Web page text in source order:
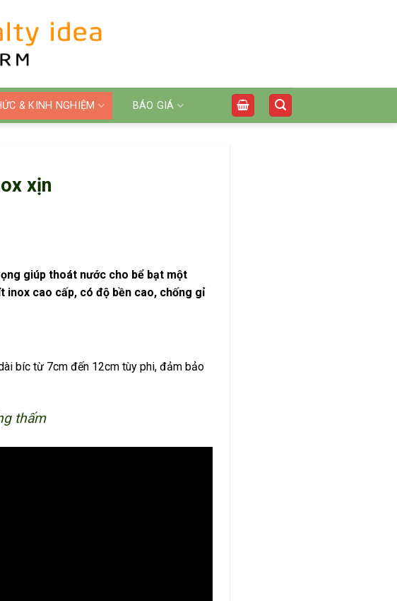
& KINH NGHIỆM BÁO GIÁ
xịn
giúp thoát nước cho bể bạt một
inox cao cấp, có độ bền cao, chống gỉ
bíc từ 7cm đến 12cm tùy phi, đảm bảo
thấm